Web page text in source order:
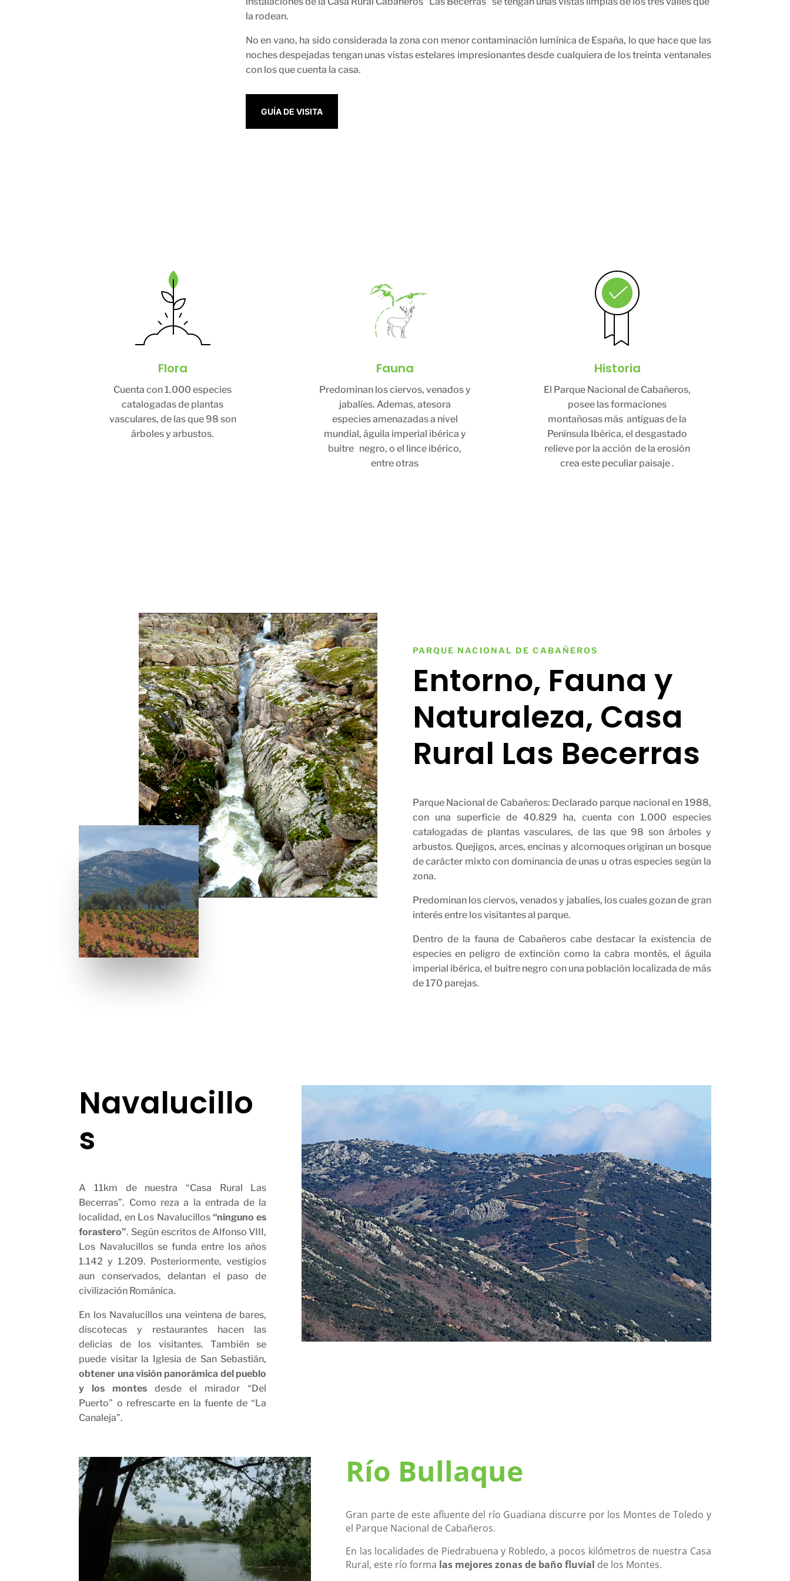
la rodean.
No en vano, ha sido considerada la zona con menor contaminación lumínica de España, lo que hace que las
noches despejadas tengan unas vistas estelares impresionantes desde cualquiera de los treinta ventanales
con los que cuenta la casa.
GUÍA DE VISITA
Flora
Cuenta con 1.000 especies
catalogadas de plantas
vasculares, de las que 98 son
árboles y arbustos.
Fauna
Predominan los ciervos, venados y
jabalíes. Ademas, atesora
especies amenazadas a nivel
mundial, águila imperial ibérica y
buitre negro, o el lince ibérico,
entre otras
Historia
El Parque Nacional de Cabañeros,
posee las formaciones
montañosas más antiguas de la
Península Ibérica, el desgastado
relieve por la acción de la erosión
crea este peculiar paisaje .
PARQUE NACIONAL DE CABAÑEROS
Entorno, Fauna y
Naturaleza, Casa
Rural Las Becerras
Parque Nacional de Cabañeros: Declarado parque nacional en 1988,
con una superficie de 40.829 ha, cuenta con 1.000 especies
catalogadas de plantas vasculares, de las que 98 son árboles y
arbustos. Quejigos, arces, encinas y alcornoques originan un bosque
de carácter mixto con dominancia de unas u otras especies según la
zona.
Predominan los ciervos, venados y jabalíes, los cuales gozan de gran
interés entre los visitantes al parque.
Dentro de la fauna de Cabañeros cabe destacar la existencia de
especies en peligro de extinción como la cabra montés, el águila
imperial ibérica, el buitre negro con una población localizada de más
de 170 parejas.
Navalucillo
s
A 11km de nuestra “Casa Rural Las
Becerras”. Como reza a la entrada de la
localidad, en Los Navalucillos “ninguno es
forastero”. Según escritos de Alfonso VIII,
Los Navalucillos se funda entre los años
1.142 y 1.209. Posteriormente, vestigios
aun conservados, delantan el paso de
civilización Románica.
En los Navalucillos una veintena de bares,
discotecas y restaurantes hacen las
delicias de los visitantes. También se
puede visitar la Iglesia de San Sebastián,
obtener una visión panorámica del pueblo
y los montes desde el mirador “Del
Puerto” o refrescarte en la fuente de “La
Canaleja”.
Río Bullaque
Gran parte de este afluente del río Guadiana discurre por los Montes de Toledo y
el Parque Nacional de Cabañeros.
En las localidades de Piedrabuena y Robledo, a pocos kilómetros de nuestra Casa
Rural, este río forma las mejores zonas de baño fluvial de los Montes.